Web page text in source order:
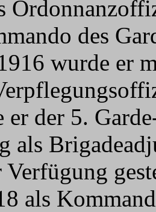
des
wurde er
er der 5.
als
als